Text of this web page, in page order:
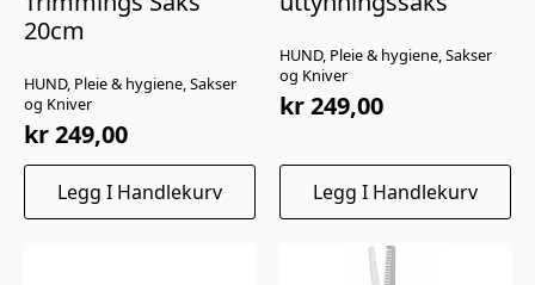
HUND, Pleie & hygiene, Sakser
og Kniver
20cm
kr249,00
Legg I Handlekurv
HUND, Pleie & hygiene, Sakser
og Kniver
kr249,00
Legg I Handlekurv